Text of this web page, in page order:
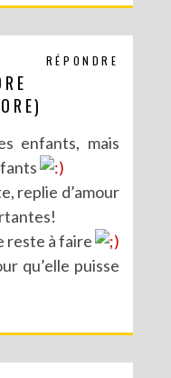
RÉPONDRE
enfants, mais
replie d’amour
reste à faire
qu’elle puisse